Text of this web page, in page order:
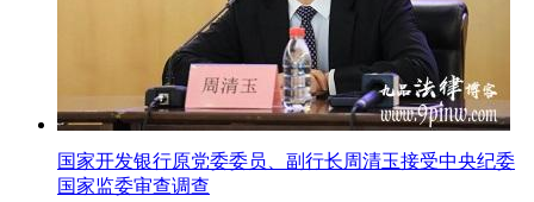
国家开发银行原党委委员、副行长周清玉接受中央纪委
国家监委审查调查